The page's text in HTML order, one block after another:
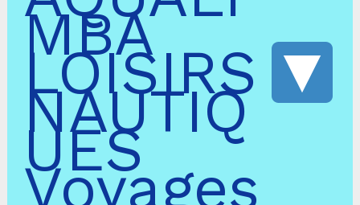
MBA
LOISIRS
NAUTIQ
UES
Voyages